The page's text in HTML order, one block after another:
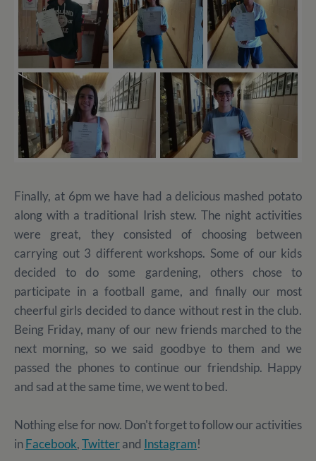
Finally, at 6pm we have had a delicious mashed potato
along with a traditional Irish stew. The night activities
were great, they consisted of choosing between
carrying out 3 different workshops. Some of our kids
decided to do some gardening, others chose to
participate in a football game, and finally our most
cheerful girls decided to dance without rest in the club.
Being Friday, many of our new friends marched to the
next morning, so we said goodbye to them and we
passed the phones to continue our friendship. Happy
and sad at the same time, we went to bed.
Nothing else for now. Don't forget to follow our activities
inFacebook,Twitterand Instagram!